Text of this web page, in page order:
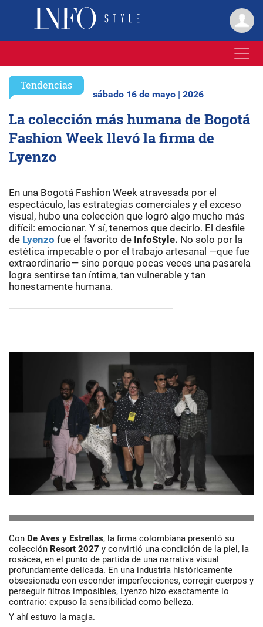
Tendencias
sábado 16 de mayo | 2026
La colección más humana de Bogotá
Fashion Week llevó la firma de
Lyenzo
En una Bogotá Fashion Week atravesada por el
espectáculo, las estrategias comerciales y el exceso
visual, hubo una colección que logró algo mucho más
difícil: emocionar. Y sí, tenemos que decirlo. El desfile
de Lyenzo fue el favorito de InfoStyle. No solo por la
estética impecable o por el trabajo artesanal —que fue
extraordinario— sino porque pocas veces una pasarela
logra sentirse tan íntima, tan vulnerable y tan
honestamente humana.
Con De Aves y Estrellas, la firma colombiana presentó su
colección Resort 2027 y convirtió una condición de la piel, la
rosácea, en el punto de partida de una narrativa visual
profundamente delicada. En una industria históricamente
obsesionada con esconder imperfecciones, corregir cuerpos y
perseguir filtros imposibles, Lyenzo hizo exactamente lo
contrario: expuso la sensibilidad como belleza.
Y ahí estuvo la magia.